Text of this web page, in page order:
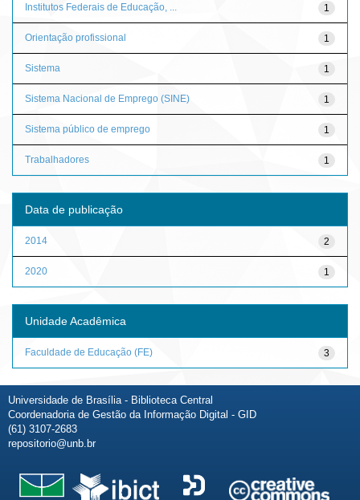
1
Institutos Federais de Educação, ...
1
Orientação profissional
1
Sistema
1
Sistema Nacional de Emprego (SINE)
1
Sistema público de emprego
1
Trabalhadores
Data de publicação
2
2014
1
2020
Unidade Acadêmica
3
Faculdade de Educação (FE)
Universidade de Brasília - Biblioteca Central
Coordenadoria de Gestão da Informação Digital - GID
(61) 3107-2683
repositorio@unb.br